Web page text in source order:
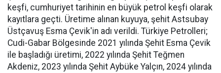
keşfi, cumhuriyet tarihinin en büyük petrol keşfi olarak
kayıtlara geçti. Üretime alınan kuyuya, şehit Astsubay
Üstçavuş Esma Çevik'in adı verildi. Türkiye Petrolleri;
Cudi-Gabar Bölgesinde 2021 yılında Şehit Esma Çevik
ile başladığı üretimi, 2022 yılında Şehit Teğmen
Akdeniz, 2023 yılında Şehit Aybüke Yalçın, 2024 yılında